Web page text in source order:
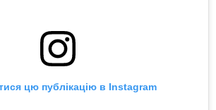
цю публікацію в Instagram